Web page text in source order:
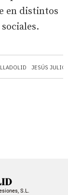
JESÚS JULIO
en distintos
S.L.